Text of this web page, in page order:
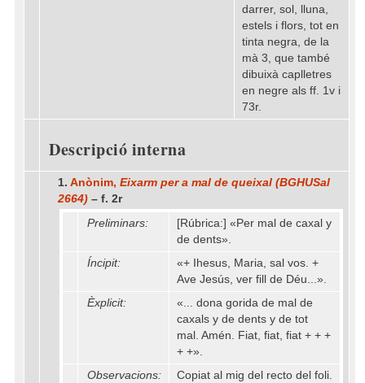
darrer, sol, lluna,
estels i flors, tot en
tinta negra, de la
mà 3, que també
dibuixà caplletres
en negre als ff. 1v i
73r.
Descripció interna
1. Anònim, Eixarm per a mal de queixal (BGHUSal
2664) – f. 2r
Preliminars:
[Rúbrica:] «Per mal de caxal y
de dents».
Íncipit:
«+ Ihesus, Maria, sal vos. +
Ave Jesús, ver fill de Déu...».
Èxplicit:
«... dona gorida de mal de
caxals y de dents y de tot
mal. Amén. Fiat, fiat, fiat + + +
+ +».
Observacions:
Copiat al mig del recto del foli.